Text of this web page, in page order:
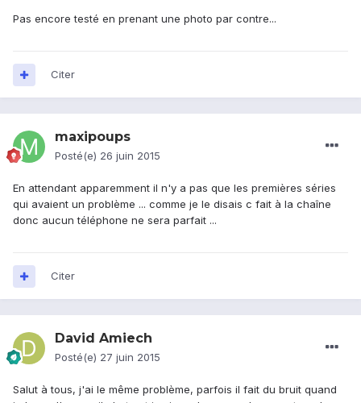
Pas encore testé en prenant une photo par contre...
Citer
maxipoups
Posté(e) 26 juin 2015
En attendant apparemment il n'y a pas que les premières séries
qui avaient un problème ... comme je le disais c fait à la chaîne
donc aucun téléphone ne sera parfait ...
Citer
David Amiech
Posté(e) 27 juin 2015
Salut à tous, j'ai le même problème, parfois il fait du bruit quand